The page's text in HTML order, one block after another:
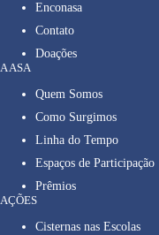
Enconasa
Contato
Doações
A ASA
Quem Somos
Como Surgimos
Linha do Tempo
Espaços de Participação
Prêmios
AÇÕES
Cisternas nas Escolas